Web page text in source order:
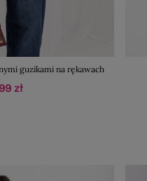
guzikami na rękawach
zł